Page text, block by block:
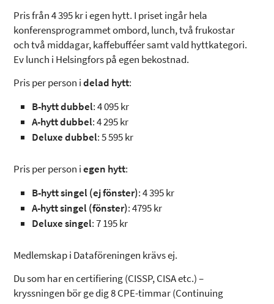
Pris från 4 395 kr i egen hytt. I priset ingår hela
konferensprogrammet ombord, lunch, två frukostar
och två middagar, kaffebufféer samt vald hyttkategori.
Ev lunch i Helsingfors på egen bekostnad.
Pris per person idelad hytt:
B-hytt dubbel: 4 095 kr
A-hytt dubbel: 4 295 kr
Deluxe dubbel: 5 595 kr
Pris per person iegen hytt:
B-hytt singel (ej fönster): 4 395 kr
A-hytt singel (fönster): 4795 kr
Deluxe singel: 7 195 kr
Medlemskap i Dataföreningen krävs ej.
Du som har en certifiering (CISSP, CISA etc.) –
kryssningen bör ge dig 8 CPE-timmar (Continuing